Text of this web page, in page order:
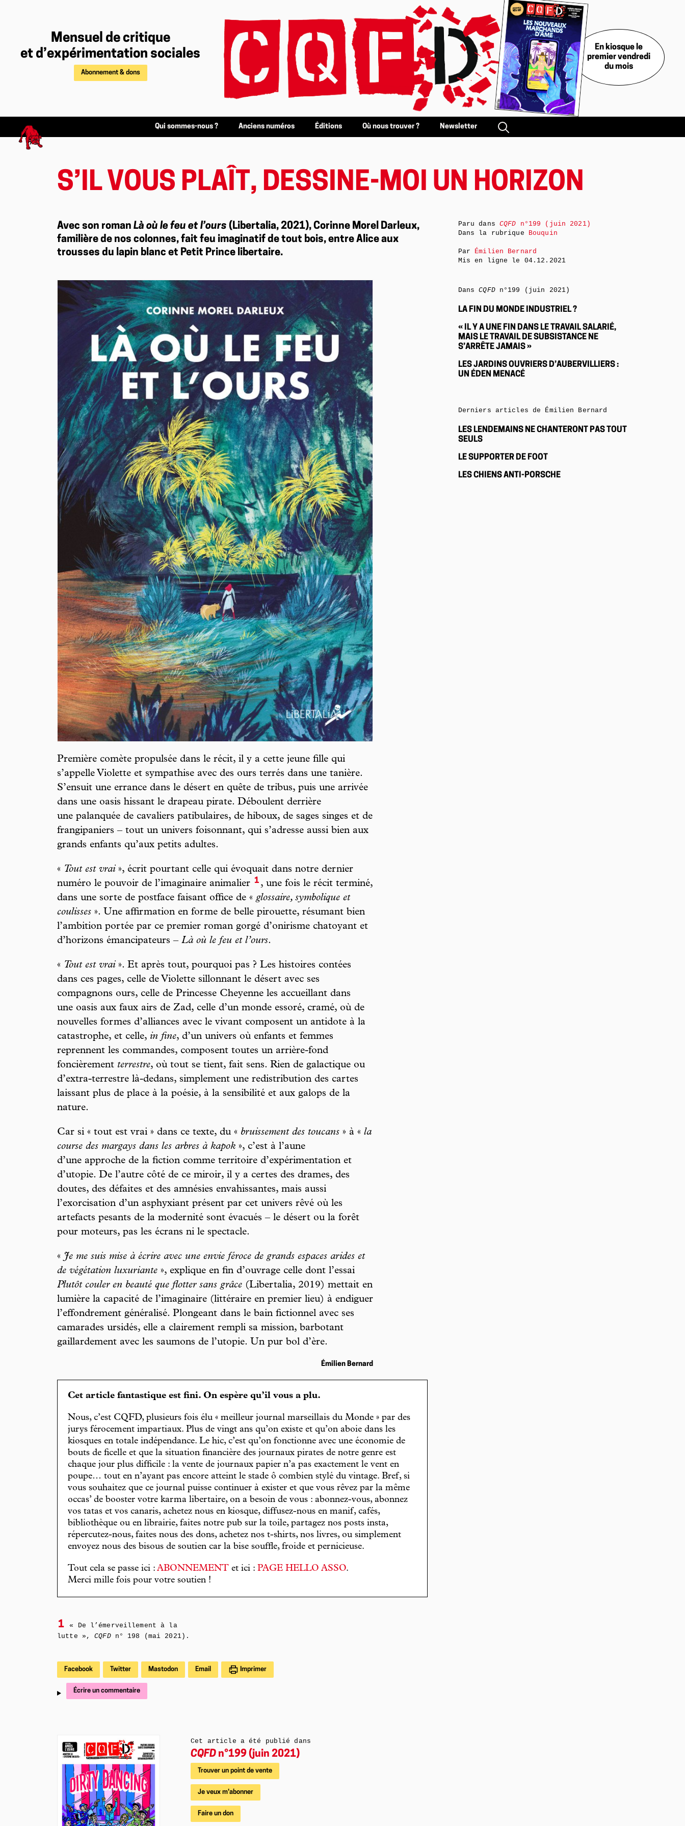
Mensuel de critique
et d’expérimentation sociales
Abonnement & dons
En kiosque le
premier vendredi
du mois
Qui sommes-nous ? Anciens numéros Éditions Où nous trouver ? Newsletter
S’IL VOUS PLAÎT, DESSINE-MOI UN HORIZON
Avec son roman Là où le feu et l’ours (Libertalia, 2021), Corinne Morel Darleux,
familière de nos colonnes, fait feu imaginatif de tout bois, entre Alice aux
trousses du lapin blanc et Petit Prince libertaire.
Première comète propulsée dans le récit, il y a cette jeune fille qui
s’appelle Violette et sympathise avec des ours terrés dans une tanière.
S’ensuit une errance dans le désert en quête de tribus, puis une arrivée
dans une oasis hissant le drapeau pirate. Déboulent derrière
une palanquée de cavaliers patibulaires, de hiboux, de sages singes et de
frangipaniers – tout un univers foisonnant, qui s’adresse aussi bien aux
grands enfants qu’aux petits adultes.
« Tout est vrai », écrit pourtant celle qui évoquait dans notre dernier
numéro le pouvoir de l’imaginaire animalier 1 , une fois le récit terminé,
dans une sorte de postface faisant office de «glossaire, symbolique et
coulisses ». Une affirmation en forme de belle pirouette, résumant bien
l’ambition portée par ce premier roman gorgé d’onirisme chatoyant et
d’horizons émancipateurs – Là où le feu et l’ours.
« Tout est vrai ». Et après tout, pourquoi pas ? Les histoires contées
dans ces pages, celle de Violette sillonnant le désert avec ses
compagnons ours, celle de Princesse Cheyenne les accueillant dans
une oasis aux faux airs de Zad, celle d’un monde essoré, cramé, où de
nouvelles formes d’alliances avec le vivant composent un antidote à la
catastrophe, et celle, in fine, d’un univers où enfants et femmes
reprennent les commandes, composent toutes un arrière-fond
foncièrement terrestre, où tout se tient, fait sens. Rien de galactique ou
d’extra-terrestre là-dedans, simplement une redistribution des cartes
laissant plus de place à la poésie, à la sensibilité et aux galops de la
nature.
Car si « tout est vrai » dans ce texte, du « bruissement des toucans » à « la
course des margays dans les arbres à kapok », c’est à l’aune
d’une approche de la fiction comme territoire d’expérimentation et
d’utopie. De l’autre côté de ce miroir, il y a certes des drames, des
doutes, des défaites et des amnésies envahissantes, mais aussi
l’exorcisation d’un asphyxiant présent par cet univers rêvé où les
artefacts pesants de la modernité sont évacués – le désert ou la forêt
pour moteurs, pas les écrans ni le spectacle.
«Je me suis mise à écrire avec une envie féroce de grands espaces arides et
de végétation luxuriante », explique en fin d’ouvrage celle dont l’essai
Plutôt couler en beauté que flotter sans grâce (Libertalia, 2019) mettait en
lumière la capacité de l’imaginaire (littéraire en premier lieu) à endiguer
l’effondrement généralisé. Plongeant dans le bain fictionnel avec ses
camarades ursidés, elle a clairement rempli sa mission, barbotant
gaillardement avec les saumons de l’utopie. Un pur bol d’ère.
Émilien Bernard
Cet article fantastique est fini. On espère qu’il vous a plu.
Nous, c’est CQFD, plusieurs fois élu « meilleur journal marseillais du Monde » par des
jurys férocement impartiaux. Plus de vingt ans qu’on existe et qu’on aboie dans les
kiosques en totale indépendance. Le hic, c’est qu’on fonctionne avec une économie de
bouts de ficelle et que la situation financière des journaux pirates de notre genre est
chaque jour plus difficile : la vente de journaux papier n’a pas exactement le vent en
poupe… tout en n’ayant pas encore atteint le stade ô combien stylé du vintage. Bref, si
vous souhaitez que ce journal puisse continuer à exister et que vous rêvez par la même
occas’ de booster votre karma libertaire, on a besoin de vous : abonnez-vous, abonnez
vos tatas et vos canaris, achetez nous en kiosque, diffusez-nous en manif, cafés,
bibliothèque ou en librairie, faites notre pub sur la toile, partagez nos posts insta,
répercutez-nous, faites nous des dons, achetez nos t-shirts, nos livres, ou simplement
envoyez nous des bisous de soutien car la bise souffle, froide et pernicieuse.
Tout cela se passe ici : ABONNEMENT et ici : PAGE HELLO ASSO.
Merci mille fois pour votre soutien !
1
« De l’émerveillement à la
lutte »,CQFDn° 198 (mai 2021).
Facebook Twitter Mastodon Email Imprimer
Écrire un commentaire
Cet article a été publié dans
CQFD n°199 (juin 2021)
Trouver un point de vente
Je veux m'abonner
Faire un don
Paru dans CQFD n°199 (juin 2021)
Dans la rubrique Bouquin
Par Émilien Bernard
Mis en ligne le 04.12.2021
DansCQFDn°199 (juin 2021)
LA FIN DU MONDE INDUSTRIEL ?
« IL Y A UNE FIN DANS LE TRAVAIL SALARIÉ,
MAIS LE TRAVAIL DE SUBSISTANCE NE
S’ARRÊTE JAMAIS »
LES JARDINS OUVRIERS D’AUBERVILLIERS :
UN ÉDEN MENACÉ
Derniers articles de Émilien Bernard
LES LENDEMAINS NE CHANTERONT PAS TOUT
SEULS
LE SUPPORTER DE FOOT
LES CHIENS ANTI-PORSCHE